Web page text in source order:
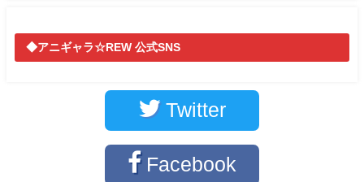
◆アニギャラ☆REW 公式SNS
Twitter
Facebook